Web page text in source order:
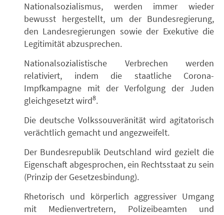
Nationalsozialismus, werden immer wieder
bewusst hergestellt, um der Bundesregierung,
den Landesregierungen sowie der Exekutive die
Legitimität abzusprechen.
Nationalsozialistische Verbrechen werden
relativiert, indem die staatliche Corona-
Impfkampagne mit der Verfolgung der Juden
gleichgesetzt wird8.
Die deutsche Volkssouveränität wird agitatorisch
verächtlich gemacht und angezweifelt.
Der Bundesrepublik Deutschland wird gezielt die
Eigenschaft abgesprochen, ein Rechtsstaat zu sein
(Prinzip der Gesetzesbindung).
Rhetorisch und körperlich aggressiver Umgang
mit Medienvertretern, Polizeibeamten und